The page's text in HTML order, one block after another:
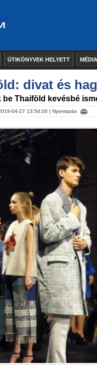
ÚTIKÖNYVEK HELYETT
divat és
Thaiföld kevésbé
04-27 13:54:00 | Nyomtatás